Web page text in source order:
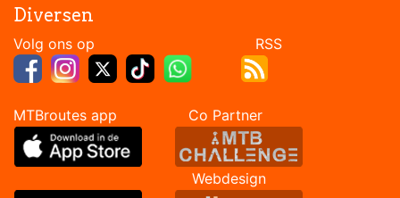
Diversen
Volg ons op RSS
MTBroutes app Co Partner
Webdesign